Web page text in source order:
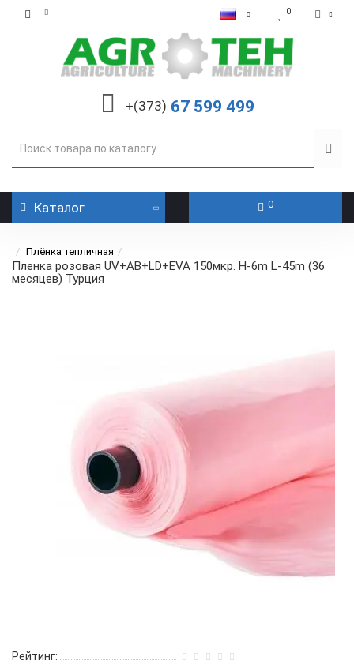
0
+(373) 67 599 499
Каталог 0
Плёнка тепличная
Пленка розовая UV+AB+LD+EVA 150мкр. H-6m L-45m (36
месяцев) Турция
Рейтинг: